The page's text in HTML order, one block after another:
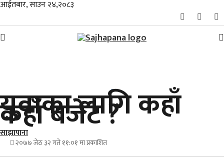
आईतबार, साउन २४,२०८३
विशेष
स्थानीय
राजनीति
युवाका लागि कहाँ
कहाँ बजेट ?
साझापाना
२०७७ जेठ ३२ गते ११:०१ मा प्रकाशित